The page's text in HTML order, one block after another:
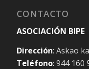
CONTACTO
ASOCIACIÓN BIPE
Dirección: Askao
Teléfono: 944 160